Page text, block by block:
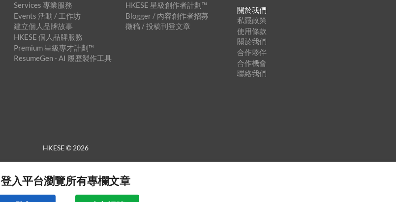
Services 專業服務
Events 活動 / 工作坊
建立個人品牌故事
HKESE 個人品牌服務
Premium 星級專才計劃™
ResumeGen - AI 履歷製作工具
HKESE 星級創作者計劃™
Blogger / 內容創作者招募
徵稿 / 投稿刊登文章
關於我們
私隱政策
使用條款
關於我們
合作夥伴
合作機會
聯絡我們
HKESE © 2026
登入平台瀏覽所有專欄文章